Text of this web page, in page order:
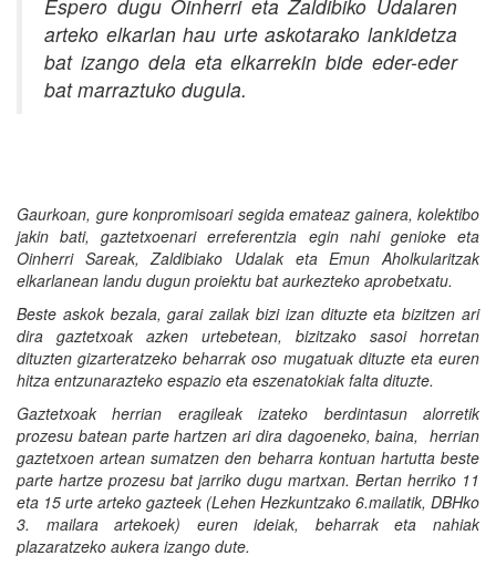
Espero dugu Oinherri eta Zaldibiko Udalaren
arteko elkarlan hau urte askotarako lankidetza
bat izango dela eta elkarrekin bide eder-eder
bat marraztuko dugula.
Gaurkoan, gure konpromisoari segida emateaz gainera, kolektibo
jakin bati, gaztetxoenari erreferentzia egin nahi genioke eta
Oinherri Sareak, Zaldibiako Udalak eta Emun Aholkularitzak
elkarlanean landu dugun proiektu bat aurkezteko aprobetxatu.
Beste askok bezala, garai zailak bizi izan dituzte eta bizitzen ari
dira gaztetxoak azken urtebetean, bizitzako sasoi horretan
dituzten gizarteratzeko beharrak oso mugatuak dituzte eta euren
hitza entzunarazteko espazio eta eszenatokiak falta dituzte.
Gaztetxoak herrian eragileak izateko berdintasun alorretik
prozesu batean parte hartzen ari dira dagoeneko, baina, herrian
gaztetxoen artean sumatzen den beharra kontuan hartutta beste
parte hartze prozesu bat jarriko dugu martxan. Bertan herriko 11
eta 15 urte arteko gazteek (Lehen Hezkuntzako 6.mailatik, DBHko
3. mailara artekoek) euren ideiak, beharrak eta nahiak
plazaratzeko aukera izango dute.